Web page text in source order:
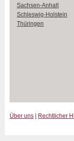
Sachsen-Anhalt
Schleswig-Holstein
Thüringen
Über uns Rechtlicher